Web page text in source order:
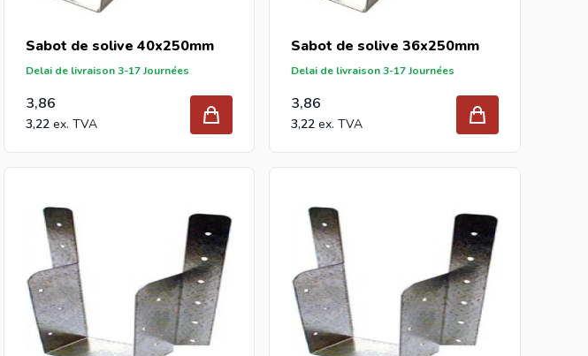
Sabot de solive 40x250mm
Delai de livraison 3-17 Journées
3,86
3,22
Sabot de solive 36x250mm
Delai de livraison 3-17 Journées
3,86
3,22